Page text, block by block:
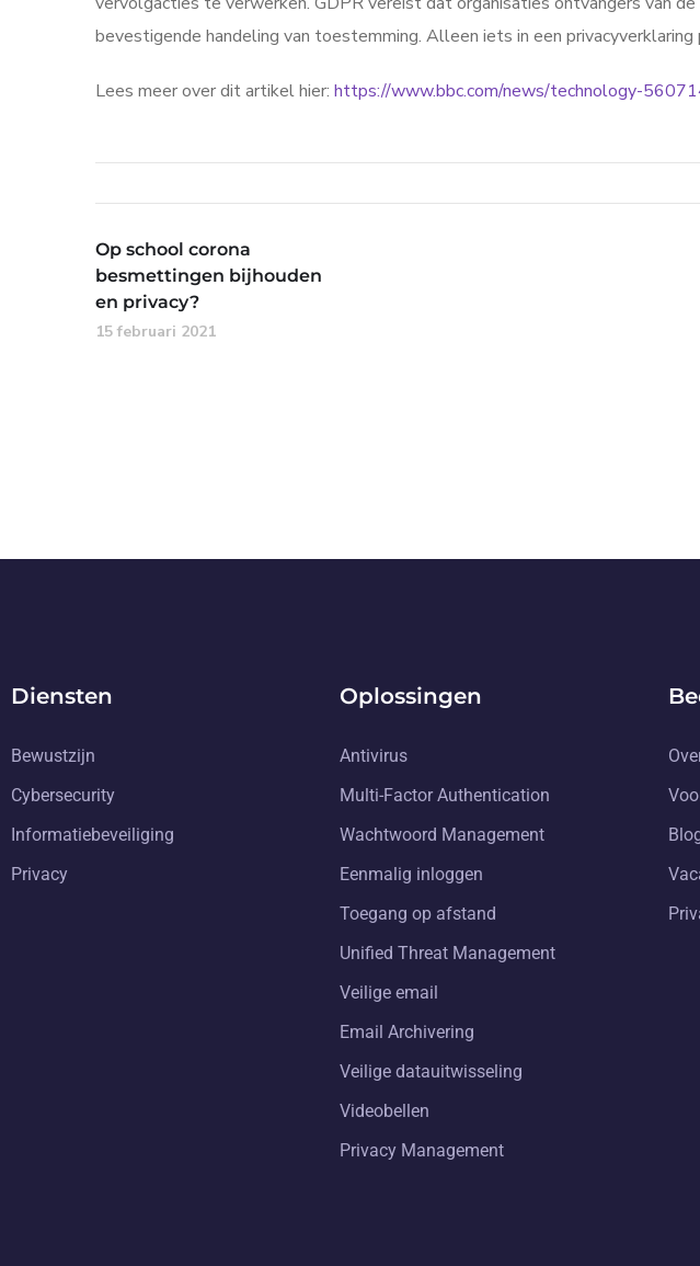
bevestigende handeling van toestemming. Alleen iets in een
Lees meer over dit artikel hier: https://www.bbc.com/news/technology-
Op school corona
besmettingen bijhouden
en privacy?
15 februari 2021
Diensten
Bewustzijn
Cybersecurity
Informatiebeveiliging
Privacy
Oplossingen
Antivirus
Multi-Factor Authentication
Wachtwoord Management
Eenmalig inloggen
Toegang op afstand
Unified Threat Management
Veilige email
Email Archivering
Veilige datauitwisseling
Videobellen
Privacy Management